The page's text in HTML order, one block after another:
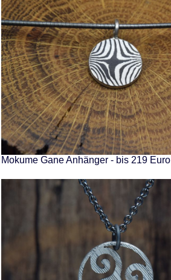
Mokume Gane Anhänger - bis 219 Euro